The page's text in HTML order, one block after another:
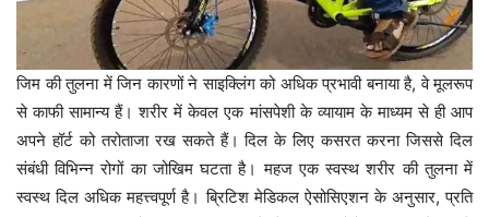
जिम की तुलना में जिन कारणों ने साइक्लिंग को अधिक प्रभावी बनाया है, वे मूलरूप
से काफी सामान्य हैं। शरीर में केवल एक मांसपेशी के व्यायाम के माध्यम से ही आप
अपने हॉर्ट को तरोताजा रख सकते हैं। दिल के लिए कसरत करना जिससे दिल
संबंधी विभिन्न रोगों का जोखिम घटता है। महज एक स्वस्थ शरीर की तुलना में
स्वस्थ दिल अधिक महत्त्वपूर्ण है। ब्रिटिश मेडिकल ऐसोसिएशन के अनुसार, प्रति